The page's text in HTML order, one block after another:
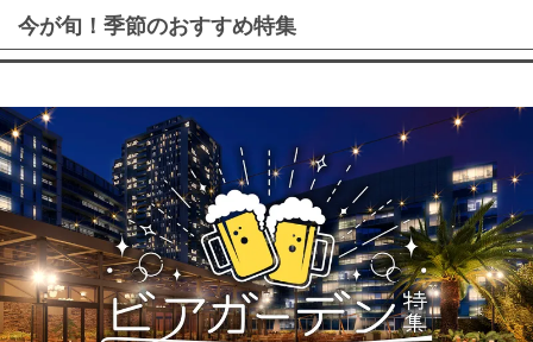
今が旬！季節のおすすめ特集